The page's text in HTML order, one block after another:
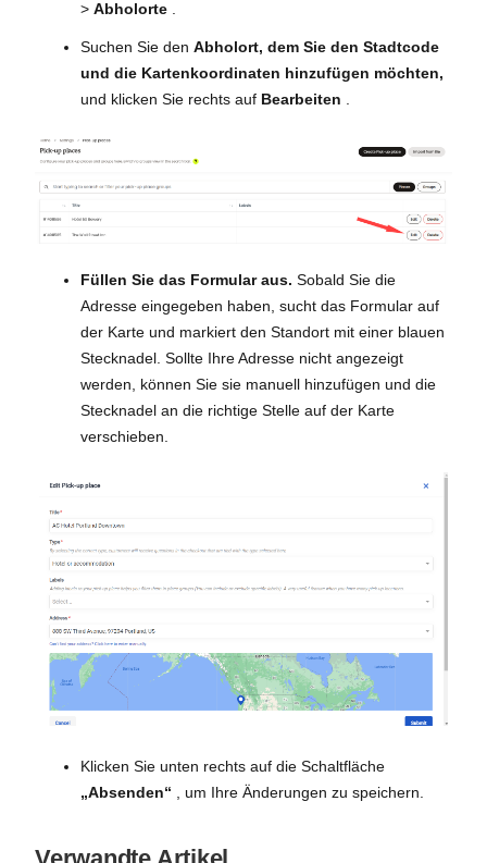
> Abholorte
Suchen Sie den Abholort, dem Sie den Stadtcode
und die Kartenkoordinaten hinzufügen möchten,
und klicken Sie rechts auf Bearbeiten
Füllen Sie das Formular aus. Sobald Sie die
Adresse eingegeben haben, sucht das Formular auf
der Karte und markiert den Standort mit einer blauen
Stecknadel. Sollte Ihre Adresse nicht angezeigt
werden, können Sie sie manuell hinzufügen und die
Stecknadel an die richtige Stelle auf der Karte
verschieben.
Klicken Sie unten rechts auf die Schaltfläche
„Absenden“ , um Ihre Änderungen zu speichern.